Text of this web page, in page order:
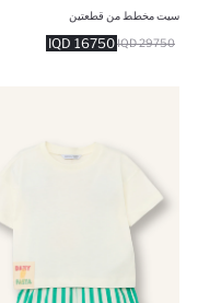
سيت مخطط من قطعتين
16750 IQD 29750 IQD